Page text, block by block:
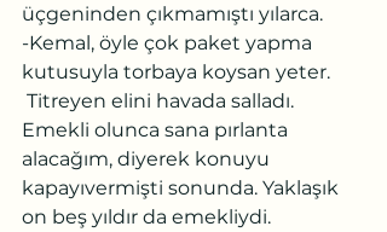
üçgeninden çıkmamıştı yılarca.
-Kemal, öyle çok paket yapma
kutusuyla torbaya koysan yeter.
Titreyen elini havada salladı.
Emekli olunca sana pırlanta
alacağım, diyerek konuyu
kapayıvermişti sonunda. Yaklaşık
on beş yıldır da emekliydi.